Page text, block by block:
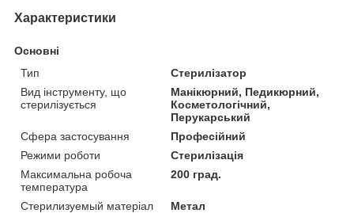
Характеристики
Основні
Тип
Стерилізатор
Вид інструменту, що
стерилізується
Манікюрний, Педикюрний,
Косметологічний,
Перукарський
Сфера застосування
Професійний
Режими роботи
Стерилізація
Максимальна робоча
температура
200 град.
Стерилизуемый матеріал
Метал